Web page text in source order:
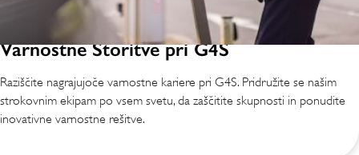
Varnostne Storitve pri G4S
Raziščite nagrajujoče varnostne kariere pri G4S. Pridružite se našim
strokovnim ekipam po vsem svetu, da zaščitite skupnosti in ponudite
inovativne varnostne rešitve.